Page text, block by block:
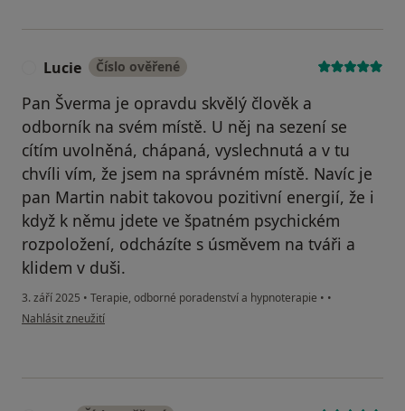
Lucie Číslo ověřené
Pan Šverma je opravdu skvělý člověk a
odborník na svém místě. U něj na sezení se
cítím uvolněná, chápaná, vyslechnutá a v tu
chvíli vím, že jsem na správném místě. Navíc je
pan Martin nabit takovou pozitivní energií, že i
když k němu jdete ve špatném psychickém
rozpoložení, odcházíte s úsměvem na tváři a
klidem v duši.
3. září 2025 • Terapie, odborné poradenství a hypnoterapie • •
podle názoru uživatele Lucie
Nahlásit zneužití